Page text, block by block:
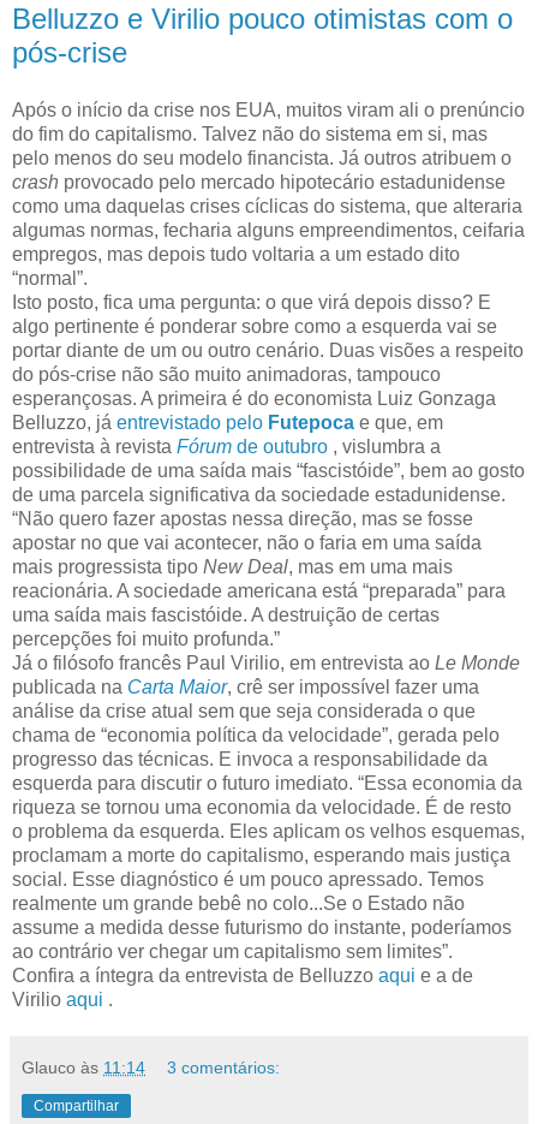
Belluzzo e Virilio pouco otimistas com o
pós-crise
Após o início da crise nos EUA, muitos viram ali o prenúncio
do fim do capitalismo. Talvez não do sistema em si, mas
pelo menos do seu modelo financista. Já outros atribuem o
crash provocado pelo mercado hipotecário estadunidense
como uma daquelas crises cíclicas do sistema, que alteraria
algumas normas, fecharia alguns empreendimentos, ceifaria
empregos, mas depois tudo voltaria a um estado dito
“normal”.
Isto posto, fica uma pergunta: o que virá depois disso? E
algo pertinente é ponderar sobre como a esquerda vai se
portar diante de um ou outro cenário. Duas visões a respeito
do pós-crise não são muito animadoras, tampouco
esperançosas. A primeira é do economista Luiz Gonzaga
Belluzzo, já entrevistado pelo Futepoca e que, em
entrevista à revista Fórum de outubro , vislumbra a
possibilidade de uma saída mais “fascistóide”, bem ao gosto
de uma parcela significativa da sociedade estadunidense.
“Não quero fazer apostas nessa direção, mas se fosse
apostar no que vai acontecer, não o faria em uma saída
mais progressista tipo New Deal, mas em uma mais
reacionária. A sociedade americana está “preparada” para
uma saída mais fascistóide. A destruição de certas
percepções foi muito profunda.”
Já o filósofo francês Paul Virilio, em entrevista ao Le Monde
publicada na Carta Maior, crê ser impossível fazer uma
análise da crise atual sem que seja considerada o que
chama de “economia política da velocidade”, gerada pelo
progresso das técnicas. E invoca a responsabilidade da
esquerda para discutir o futuro imediato. “Essa economia da
riqueza se tornou uma economia da velocidade. É de resto
o problema da esquerda. Eles aplicam os velhos esquemas,
proclamam a morte do capitalismo, esperando mais justiça
social. Esse diagnóstico é um pouco apressado. Temos
realmente um grande bebê no colo...Se o Estado não
assume a medida desse futurismo do instante, poderíamos
ao contrário ver chegar um capitalismo sem limites”.
Confira a íntegra da entrevista de Belluzzo aqui e a de
Virilio aqui .
Glauco às 11:14 3 comentários:
Compartilhar